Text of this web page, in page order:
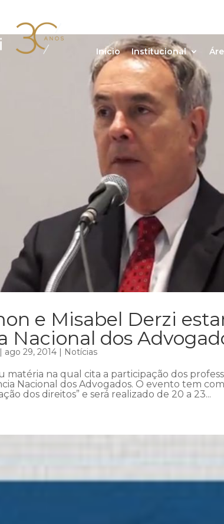
Início Institucional
e Misabel Derzi
Nacional dos
| ago 29, 2014 | Notícias
matéria na qual cita a participação dos
Nacional dos Advogados. O evento tem
dos direitos” e será realizado de 20 a 23...